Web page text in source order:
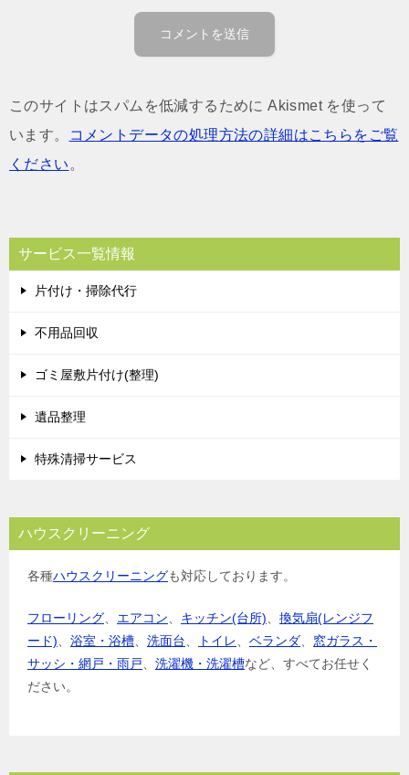
このサイトはスパムを低減するために Akismet を使って
います。
コメントデータの処理方法の詳細はこちらをご覧
ください 。
サービス一覧情報
片付け・掃除代行
不用品回収
ゴミ屋敷片付け(整理)
遺品整理
特殊清掃サービス
ハウスクリーニング
各種ハウスクリーニングも対応しております。
フローリング エアコン キッチン(台所)
換気扇(レンジフ
ード)
浴室・浴槽 洗面台 トイレ ベランダ
窓ガラス・
サッシ・網戸・雨戸
洗濯機・洗濯槽など、すべてお任せく
ださい。